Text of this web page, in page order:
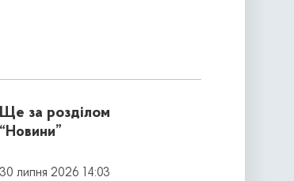
Ще за розділом
“Новини”
30 липня 2026 14:03